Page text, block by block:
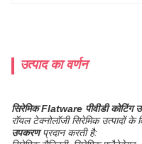
उत्पाद का वर्णन
सिरेमिक Flatware पीवीडी
रॉयल टेक्नोलॉजी सिरेमिक उत्पादों के
उपकरणप्रदान करती है: